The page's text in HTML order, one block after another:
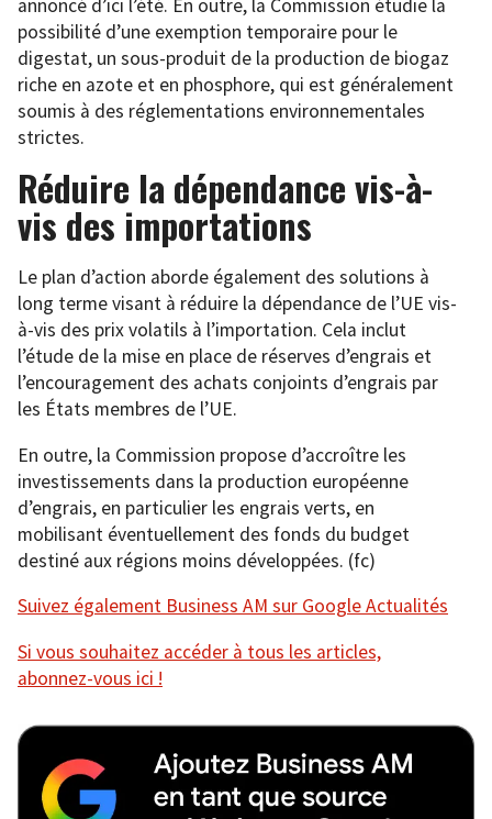
annoncé d’ici l’été. En outre, la Commission étudie la
possibilité d’une exemption temporaire pour le
digestat, un sous-produit de la production de biogaz
riche en azote et en phosphore, qui est généralement
soumis à des réglementations environnementales
strictes.
Réduire la dépendance vis-à-
vis des importations
Le plan d’action aborde également des solutions à
long terme visant à réduire la dépendance de l’UE vis-
à-vis des prix volatils à l’importation. Cela inclut
l’étude de la mise en place de réserves d’engrais et
l’encouragement des achats conjoints d’engrais par
les États membres de l’UE.
En outre, la Commission propose d’accroître les
investissements dans la production européenne
d’engrais, en particulier les engrais verts, en
mobilisant éventuellement des fonds du budget
destiné aux régions moins développées. (fc)
Suivez également Business AM sur Google Actualités
Si vous souhaitez accéder à tous les articles,
abonnez-vous ici !